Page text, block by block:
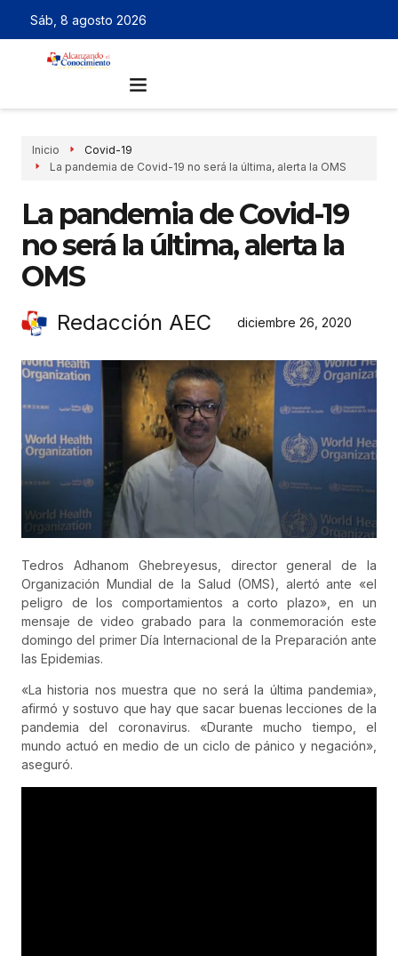
Sáb, 8 agosto 2026
Inicio
Covid-19
La pandemia de Covid-19 no será la última, alerta la OMS
La pandemia de Covid-19
no será la última, alerta la
OMS
Redacción AEC diciembre 26, 2020
Tedros Adhanom Ghebreyesus, director general de la
Organización Mundial de la Salud (OMS), alertó ante «el
peligro de los comportamientos a corto plazo», en un
mensaje de video grabado para la conmemoración este
domingo del primer Día Internacional de la Preparación ante
las Epidemias.
«La historia nos muestra que no será la última pandemia»,
afirmó y sostuvo que hay que sacar buenas lecciones de la
pandemia del coronavirus. «Durante mucho tiempo, el
mundo actuó en medio de un ciclo de pánico y negación»,
aseguró.